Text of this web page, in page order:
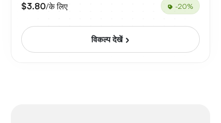
$3.80/के लिए -20%
विकल्प देखें